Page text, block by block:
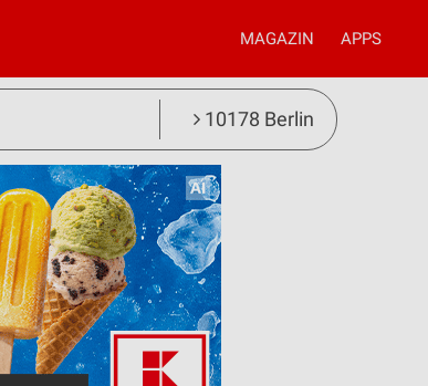
MAGAZIN APPS
10178 Berlin